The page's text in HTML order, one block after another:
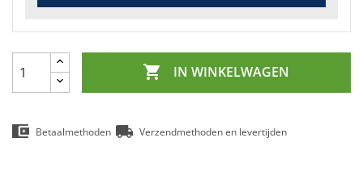
 IN WINKELWAGEN
Betaalmethoden Verzendmethoden en levertijden